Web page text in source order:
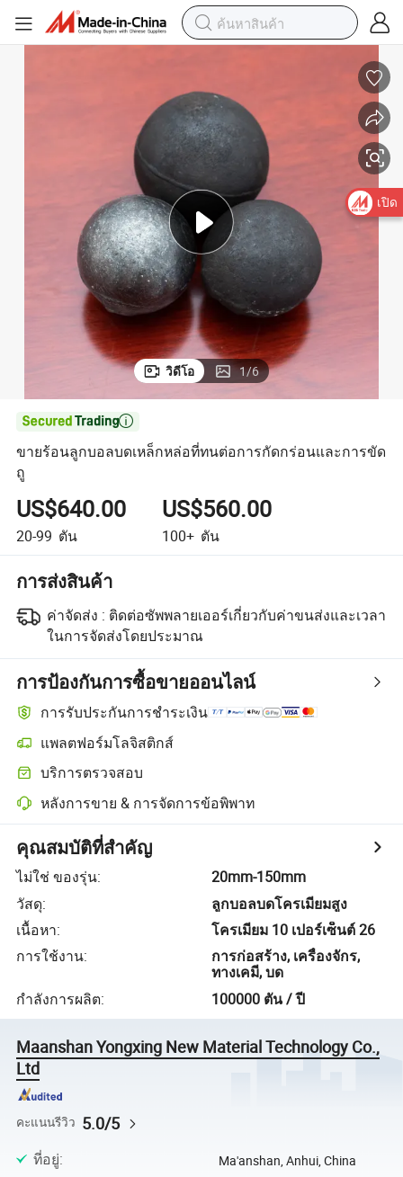
วิดีโอ 1/6

ขายร้อนลูกบอลบดเหล็กหล่อที่ทนต่อการกัดกร่อนและการขัด
ถู
US$640.00
20-99 ตัน
US$560.00
100+ ตัน
การส่งสินค้า
ค่าจัดส่ง : ติดต่อซัพพลายเออร์เกี่ยวกับค่าขนส่งและเวลา
ในการจัดส่งโดยประมาณ
การป้องกันการซื้อขายออนไลน์
การรับประกันการชำระเงิน
แพลตฟอร์มโลจิสติกส์
บริการตรวจสอบ
หลังการขาย & การจัดการข้อพิพาท
คุณสมบัติที่สำคัญ
ไม่ใช่ ของรุ่น:
20mm-150mm
วัสดุ:
ลูกบอลบดโครเมียมสูง
เนื้อหา:
โครเมียม 10 เปอร์เซ็นต์ 26
การใช้งาน:
การก่อสร้าง, เครื่องจักร,
ทางเคมี, บด
กำลังการผลิต: 100000 ตัน / ปี
Maanshan Yongxing New Material Technology Co.,
Ltd
คะแนนรีวิว 5.0/5
ที่อยู่: Ma'anshan, Anhui, China
เปิด